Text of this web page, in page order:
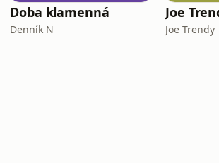
Doba klamenná
Denník N Joe Trendy